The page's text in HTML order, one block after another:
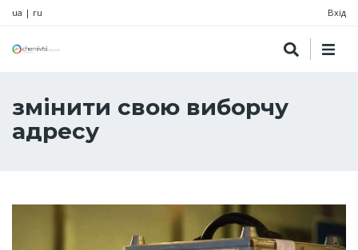
ua | ru Вхід
змінити свою виборчу
адресу